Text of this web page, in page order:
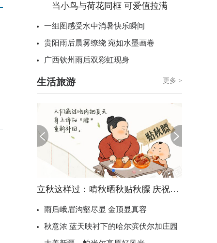
当小鸟与荷花同框 可爱值拉满
一组图感受水中消暑快乐瞬间
贵阳雨后晨雾缭绕 宛如水墨画卷
广西钦州雨后双彩虹现身
生活旅游 更多 >
立秋这样过：啃秋晒秋贴秋膘 庆祝丰收迎秋来
雨后峨眉沟壑尽显 金顶显真容
秋意浓 蓝天映衬下的哈尔滨伏尔加庄园